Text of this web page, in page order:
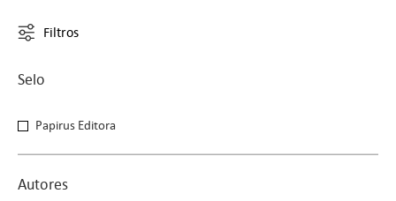
Filtros
Selo
SeloPapirus Editora
Autores